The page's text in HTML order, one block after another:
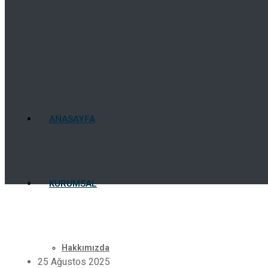
ANASAYFA
KURUMSAL
Hakkımızda
25 Ağustos 2025